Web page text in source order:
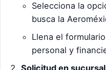
Selecciona la
busca la
Llena el
personal y